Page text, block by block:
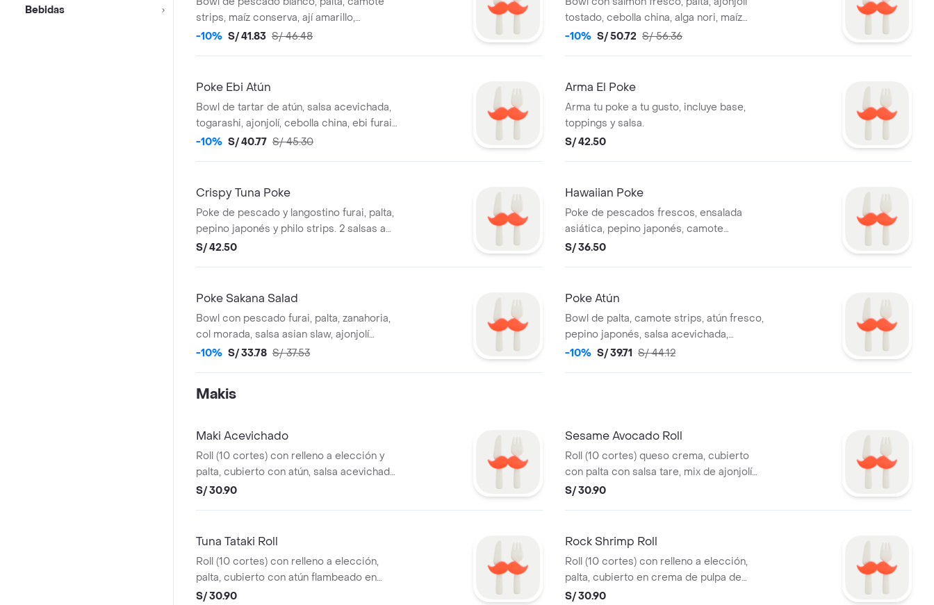
Bebidas
strips, maíz conserva, ají amarillo,
togarashi, maíz chulpi, cebolla china, salsa
-10% S/ 41.83 S/ 46.48
tostado, cebolla china, alga nori, maíz
dulce, salsa oriental y base a elección:
-10% S/ 50.72 S/ 56.36
Poke Ebi Atún
Bowl de tartar de atún, salsa acevichada,
togarashi, ajonjolí, cebolla china, ebi furai,
kiuri, palta, canchita chulpi y base a
-10% S/ 40.77 S/ 45.30
Arma El Poke
Arma tu poke a tu gusto, incluye base,
toppings y salsa.
S/ 42.50
Crispy Tuna Poke
Poke de pescado y langostino furai, palta,
pepino japonés y philo strips. 2 salsas a
elección de 2 oz c/u.
S/ 42.50
Hawaiian Poke
Poke de pescados frescos, ensalada
asiática, pepino japonés, camote
crocante y crispy nori. 2 salsas a elección
S/ 36.50
Poke Sakana Salad
Bowl con pescado furai, palta, zanahoria,
col morada, salsa asian slaw, ajonjolí
tostado, alga nori, togarashi y base a
-10% S/ 33.78 S/ 37.53
Poke Atún
Bowl de palta, camote strips, atún fresco,
pepino japonés, salsa acevichada,
togarashi, ajonjolí tostada, cebolla china y
-10% S/ 39.71 S/ 44.12
Makis
Maki Acevichado
Roll (10 cortes) con relleno a elección y
palta, cubierto con atún, salsa acevichada,
chalaca especial e hilos de camote
S/ 30.90
Sesame Avocado Roll
Roll (10 cortes) queso crema, cubierto
con palta con salsa tare, mix de ajonjolí
con relleno y salsa a elección.
S/ 30.90
Tuna Tataki Roll
Roll (10 cortes) con relleno a elección,
palta, cubierto con atún flambeado en
salsa de ostión, mix de ajonjolí, chalaca
S/ 30.90
Rock Shrimp Roll
Roll (10 cortes) con relleno a elección,
palta, cubierto en crema de pulpa de
cangrejo flambeada, finos cortes de
S/ 30.90